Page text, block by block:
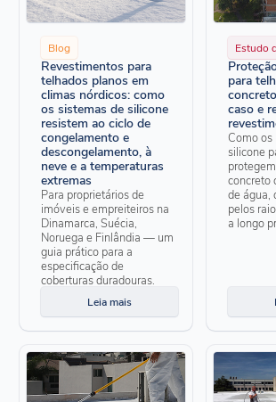
Blog
Revestimentos para
telhados planos em
climas nórdicos: como
os sistemas de silicone
resistem ao ciclo de
congelamento e
descongelamento, à
neve e a temperaturas
extremas
Para proprietários de
imóveis e empreiteiros na
Dinamarca, Suécia,
Noruega e Finlândia — um
guia prático para a
especificação de
coberturas duradouras.
Leia mais
Estudo
para
caso e
Como os
silicone
concreto
de água,
pelos
a longo